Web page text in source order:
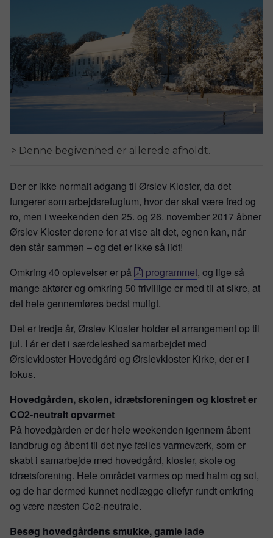
Denne begivenhed er allerede afholdt.
Der er ikke normalt adgang til Ørslev Kloster, da det
fungerer som arbejdsrefugium, hvor der skal være fred og
ro, men i weekenden den 25. og 26. november 2017 åbner
Ørslev Kloster dørene for at vise alt det, egnen kan, når
den står sammen – og det er ikke så lidt!
Omkring 40 oplevelser er på
programmet, og lige så
mange aktører og omkring 50 frivillige er med til at sikre, at
det hele gennemføres bedst muligt.
Det er tredje år, Ørslev Kloster holder et arrangement op til
jul. I år er det i særdeleshed samarbejdet med
Ørslevkloster Hovedgård og Ørslevkloster Kirke, der er i
fokus.
Hovedgården, skolen, idrætsforeningen og klostret er
CO2-neutralt opvarmet
På hovedgården er der hele weekenden igennem åbent
landbrug og åbent til det nye fælles varmeværk, som er
skabt i samarbejde med hovedgård, kloster, skole og
idrætsforening. Hele området varmes op med halm og sol,
og de har dermed kunnet nedlægge oliefyr rundt omkring
og være næsten Co2-neutrale.
Besøg hovedgårdens smukke, gamle lade